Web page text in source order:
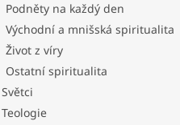
Podněty na každý den
Východní a mnišská spiritualita
Život z víry
Ostatní spiritualita
Světci
Teologie